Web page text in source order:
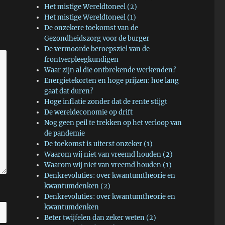
Het mistige Wereldtoneel (2)
Het mistige Wereldtoneel (1)
De onzekere toekomst van de
Gezondheidszorg voor de burger
De vermoorde beroepsziel van de
frontverpleegkundigen
Waar zijn al die ontbrekende werkenden?
Energietekorten en hoge prijzen: hoe lang
gaat dat duren?
Hoge inflatie zonder dat de rente stijgt
De wereldeconomie op drift
Nog geen peil te trekken op het verloop van
de pandemie
De toekomst is uiterst onzeker (1)
Waarom wij niet van vreemd houden (2)
Waarom wij niet van vreemd houden (1)
Denkrevoluties: over kwantumtheorie en
kwantumdenken (2)
Denkrevoluties: over kwantumtheorie en
kwantumdenken
Beter twijfelen dan zeker weten (2)